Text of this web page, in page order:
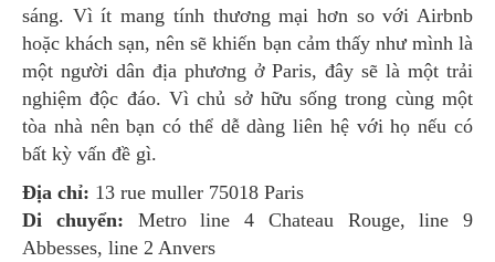
sáng. Vì ít mang tính thương mại hơn so với Airbnb
hoặc khách sạn, nên sẽ khiến bạn cảm thấy như mình là
một người dân địa phương ở Paris, đây sẽ là một trải
nghiệm độc đáo. Vì chủ sở hữu sống trong cùng một
tòa nhà nên bạn có thể dễ dàng liên hệ với họ nếu có
bất kỳ vấn đề gì.
Địa chỉ: 13 rue muller 75018 Paris
Di chuyển: Metro line 4 Chateau Rouge, line 9
Abbesses, line 2 Anvers